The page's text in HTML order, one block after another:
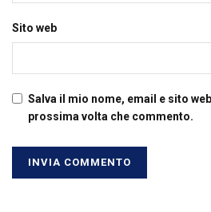
Sito web
Salva il mio nome, email e sito
prossima volta che commento.